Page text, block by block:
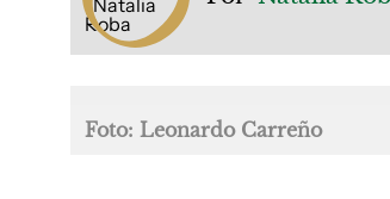
Foto: Leonardo Carreño